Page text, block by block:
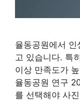
율동공원에서
고 있습니다. 특
이상 만족도가
율동공원 연구
를 선택해야 사